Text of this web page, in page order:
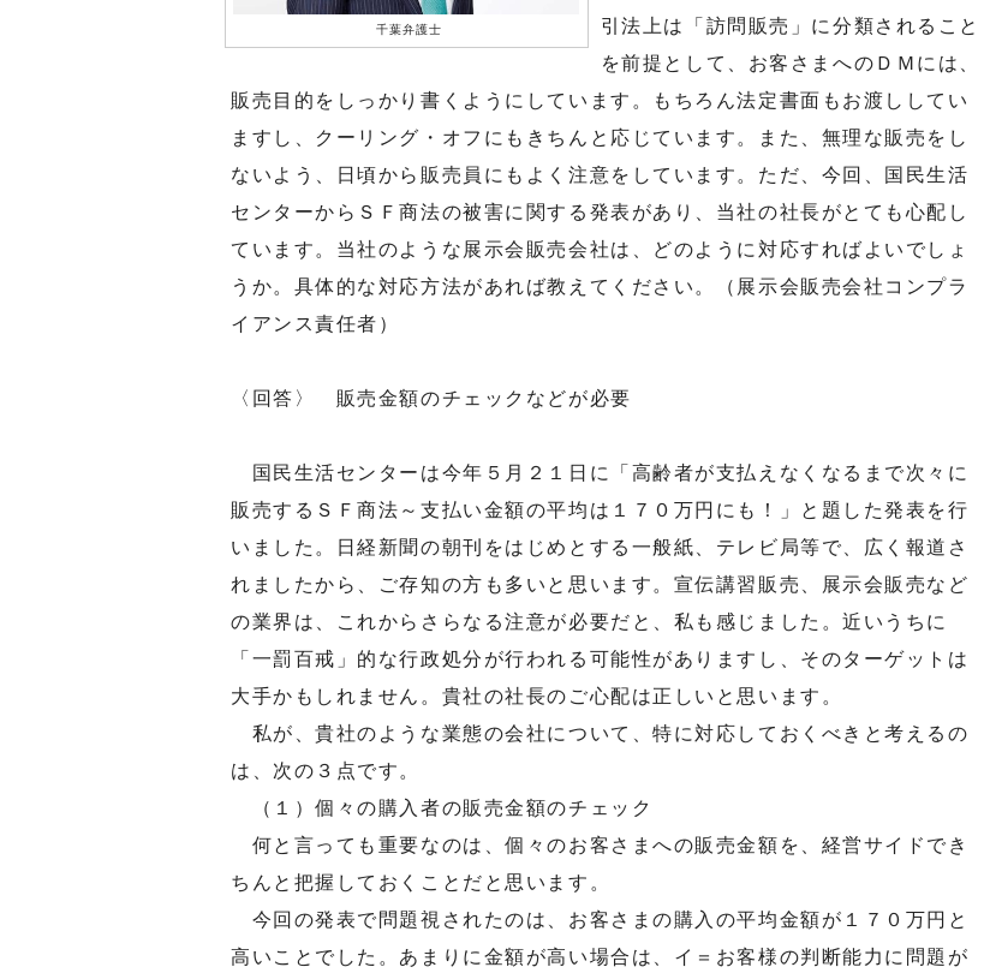
千葉弁護士
引法上は「訪問販売」に分類されること
を前提として、お客さまへのＤＭには、
販売目的をしっかり書くようにしています。もちろん法定書面もお渡ししてい
ますし、クーリング・オフにもきちんと応じています。また、無理な販売をし
ないよう、日頃から販売員にもよく注意をしています。ただ、今回、国民生活
センターからＳＦ商法の被害に関する発表があり、当社の社長がとても心配し
ています。当社のような展示会販売会社は、どのように対応すればよいでしょ
うか。具体的な対応方法があれば教えてください。（展示会販売会社コンプラ
イアンス責任者）
〈回答〉 販売金額のチェックなどが必要
国民生活センターは今年５月２１日に「高齢者が支払えなくなるまで次々に
販売するＳＦ商法～支払い金額の平均は１７０万円にも！」と題した発表を行
いました。日経新聞の朝刊をはじめとする一般紙、テレビ局等で、広く報道さ
れましたから、ご存知の方も多いと思います。宣伝講習販売、展示会販売など
の業界は、これからさらなる注意が必要だと、私も感じました。近いうちに
「一罰百戒」的な行政処分が行われる可能性がありますし、そのターゲットは
大手かもしれません。貴社の社長のご心配は正しいと思います。
私が、貴社のような業態の会社について、特に対応しておくべきと考えるの
は、次の３点です。
（１）個々の購入者の販売金額のチェック
何と言っても重要なのは、個々のお客さまへの販売金額を、経営サイドでき
ちんと把握しておくことだと思います。
今回の発表で問題視されたのは、お客さまの購入の平均金額が１７０万円と
高いことでした。あまりに金額が高い場合は、イ＝お客様の判断能力に問題が